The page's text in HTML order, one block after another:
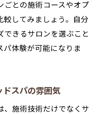
ごとの施術コースやオプ
較してみましょう。自分
できるサロンを選ぶこと
パ体験が可能になりま
ドスパの雰囲気
、施術技術だけでなくサ